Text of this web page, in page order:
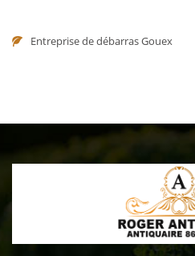
Entreprise de débarras Gouex